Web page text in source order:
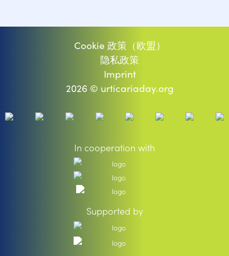
Cookie 政策（欧盟）
隐私政策
Imprint
2026 © urticariaday.org
In cooperation with
Supported by